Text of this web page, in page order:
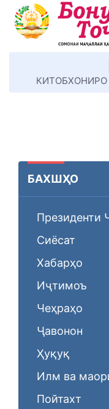
БАХШҲО
Президенти
Сиёсат
Хабарҳо
Иҷтимоъ
Чеҳраҳо
Ҷавонон
Ҳуқуқ
Илм ва
Пойтахт